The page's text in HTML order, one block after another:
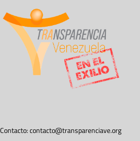
Contacto:contacto@transparenciave.org